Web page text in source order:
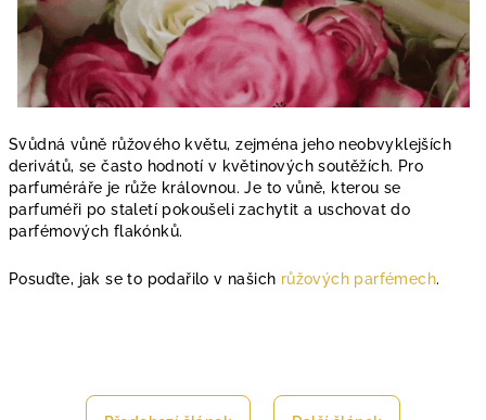
Svůdná vůně růžového květu, zejména jeho neobvyklejších
derivátů, se často hodnotí v květinových soutěžích. Pro
parfuméráře je růže královnou. Je to vůně, kterou se
parfuméři po staletí pokoušeli zachytit a uschovat do
parfémových flakónků.
Posuďte, jak se to podařilo v našich růžových parfémech.